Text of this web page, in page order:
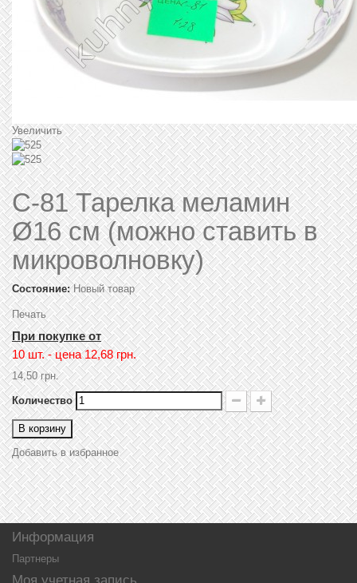
Увеличить
C-81 Тарелка меламин
Ø16 см (можно ставить в
микроволновку)
Состояние: Новый товар
Печать
При покупке от
10 шт. - цена12,68 грн.
14,50 грн.
Количество
В корзину
Добавить в избранное
Информация
Партнеры